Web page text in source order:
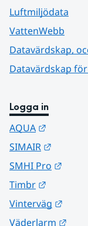
Luftmiljödata
VattenWebb
Datavärdskap,
Datavärdskap
Logga in
AQUA
SIMAIR
SMHI Pro
Timbr
Vinterväg
Väderlarm